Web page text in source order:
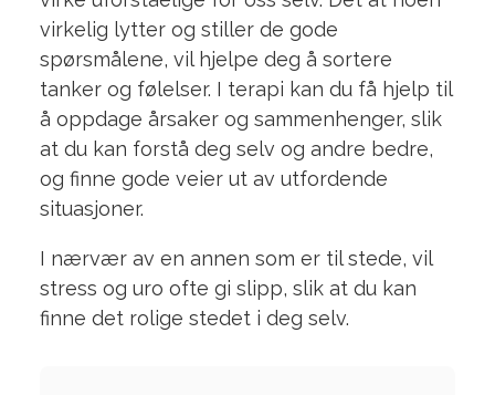
virkelig lytter og stiller de gode
spørsmålene, vil hjelpe deg å sortere
tanker og følelser. I terapi kan du få hjelp til
å oppdage årsaker og sammenhenger, slik
at du kan forstå deg selv og andre bedre,
og finne gode veier ut av utfordende
situasjoner.
I nærvær av en annen som er til stede, vil
stress og uro ofte gi slipp, slik at du kan
finne det rolige stedet i deg selv.